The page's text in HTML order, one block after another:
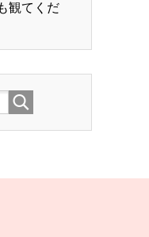
観てくだ